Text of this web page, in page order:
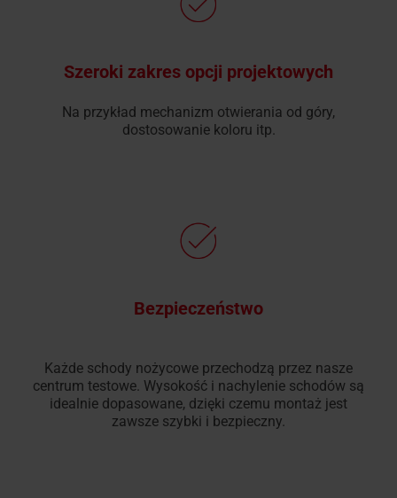
Szeroki zakres opcji projektowych
Na przykład mechanizm otwierania od góry,
dostosowanie koloru itp.
Bezpieczeństwo
Każde schody nożycowe przechodzą przez nasze
centrum testowe. Wysokość i nachylenie schodów są
idealnie dopasowane, dzięki czemu montaż jest
zawsze szybki i bezpieczny.